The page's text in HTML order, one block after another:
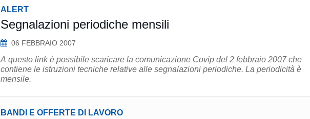
ALERT
Segnalazioni periodiche mensili
06 FEBBRAIO 2007
A questo link è possibile scaricare la comunicazione Covip del 2 febbraio 2007 che
contiene le istruzioni tecniche relative alle segnalazioni periodiche. La periodicità è
mensile.
BANDI E OFFERTE DI LAVORO